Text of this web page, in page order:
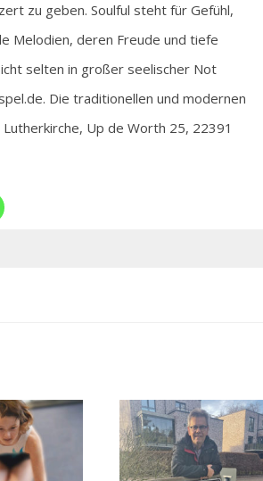
zu geben. Soulful steht für Gefühl,
Melodien, deren Freude und tiefe
selten in großer seelischer Not
Die traditionellen und modernen
Up de Worth 25, 22391